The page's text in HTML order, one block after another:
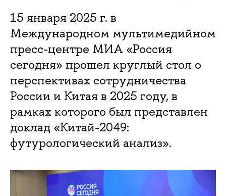
15 января 2025 г. в
Международном мультимедийном
пресс-центре МИА «Россия
сегодня» прошел круглый стол о
перспективах сотрудничества
России и Китая в 2025 году, в
рамках которого был представлен
доклад «Китай-2049:
футурологический анализ».